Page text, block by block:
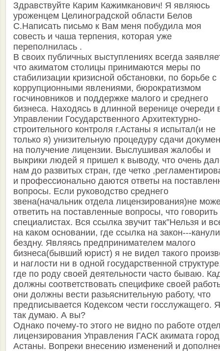
Здравствуйте Карим Кажимканович! Я являюсь
уроженцем Целиноградской области Белов
С.Написать письмо к Вам меня побудила моя
совесть и чаша терпения, которая уже
переполнилась .
В своих публичных выступлениях всегда
что акиматом столицы принимаются меры по
стабилизации кризисной обстановки, по борьбе с
коррупционными явлениями, бюрократизмом
госчиновников и поддержке малого и среднего
бизнеса. Находясь в длинной веренице очереди
Управлении Государственного Архитектурно-
строительного контроля г.Астаны я испытал(и не
только я) унизительную процедуру сдачи
на получение лицензии. Выслушивая жалобы и
выкрики людей я пришел к выводу, что очень
нам до развитых стран, где четко
и профессионально даются ответы на
вопросы. Если руководство среднего
звена(начальник отдела лицензирования)не
ответить на поставленные вопросы, что говорить
специалистах. Вся ссылка звучит так”Нельзя и
на каком основании, где ссылка на закон---
бездну. Являясь предпринимателем малого
бизнеса(бывший юрист) я не видел такого
и наглости ни в одной государственной
где по роду своей деятельности часто бываю.
должны соответствовать специфике своей
они должны вести разьяснительную работу, что
предписывается Кодексом чести госслужащего. Я
так думаю. А вы?
Однако почему-то этого не видно по работе
лицензирования Управления ГАСК акимата
Астаны. Вопреки внесению изменений и